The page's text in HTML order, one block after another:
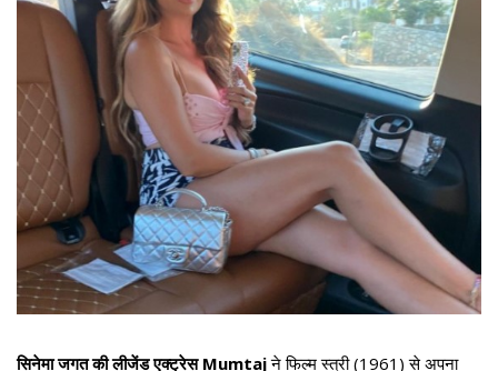
सिनेमा जगत की लीजेंड एक्ट्रेस Mumtajने फिल्म स्त्री (1961) से अपना